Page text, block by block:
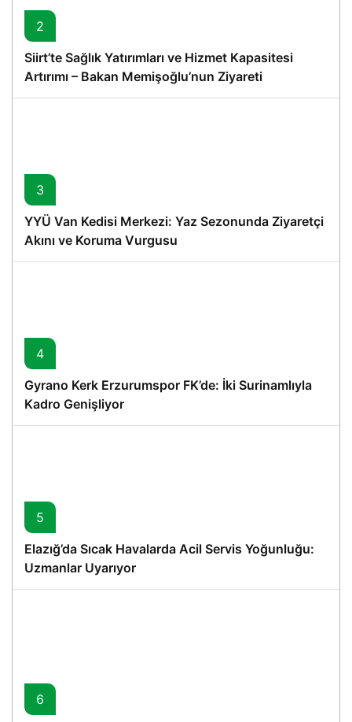
2
Siirt’te Sağlık Yatırımları ve Hizmet Kapasitesi
Artırımı – Bakan Memişoğlu’nun Ziyareti
3
YYÜ Van Kedisi Merkezi: Yaz Sezonunda Ziyaretçi
Akını ve Koruma Vurgusu
4
Gyrano Kerk Erzurumspor FK’de: İki Surinamlıyla
Kadro Genişliyor
5
Elazığ’da Sıcak Havalarda Acil Servis Yoğunluğu:
Uzmanlar Uyarıyor
6